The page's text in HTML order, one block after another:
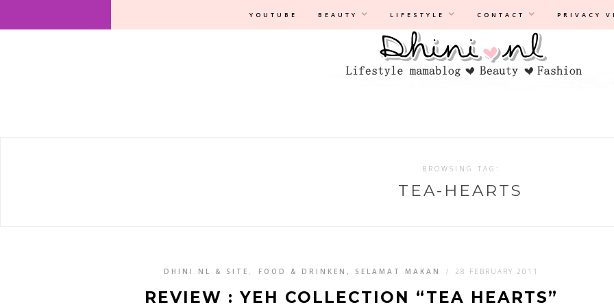
YOUTUBE BEAUTY LIFESTYLE CONTACT PRIVACY
Privacyverklaring |Disclaimer
BROWSING TAG:
TEA-HEARTS
DHINI.NL & SITE , FOOD & DRINKEN, SELAMAT MAKAN / 28 FEBRUARY 2011
REVIEW : YEH COLLECTION “TEA HEARTS”